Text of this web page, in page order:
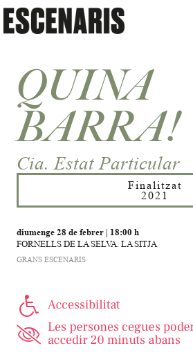
QUINA
BARRA!
Cia. Estat Particular
Finalitzat
2021
diumenge 28 de febrer| 18:00 h
FORNELLS DE LA SELVA. LA SITJA
GRANS ESCENARIS